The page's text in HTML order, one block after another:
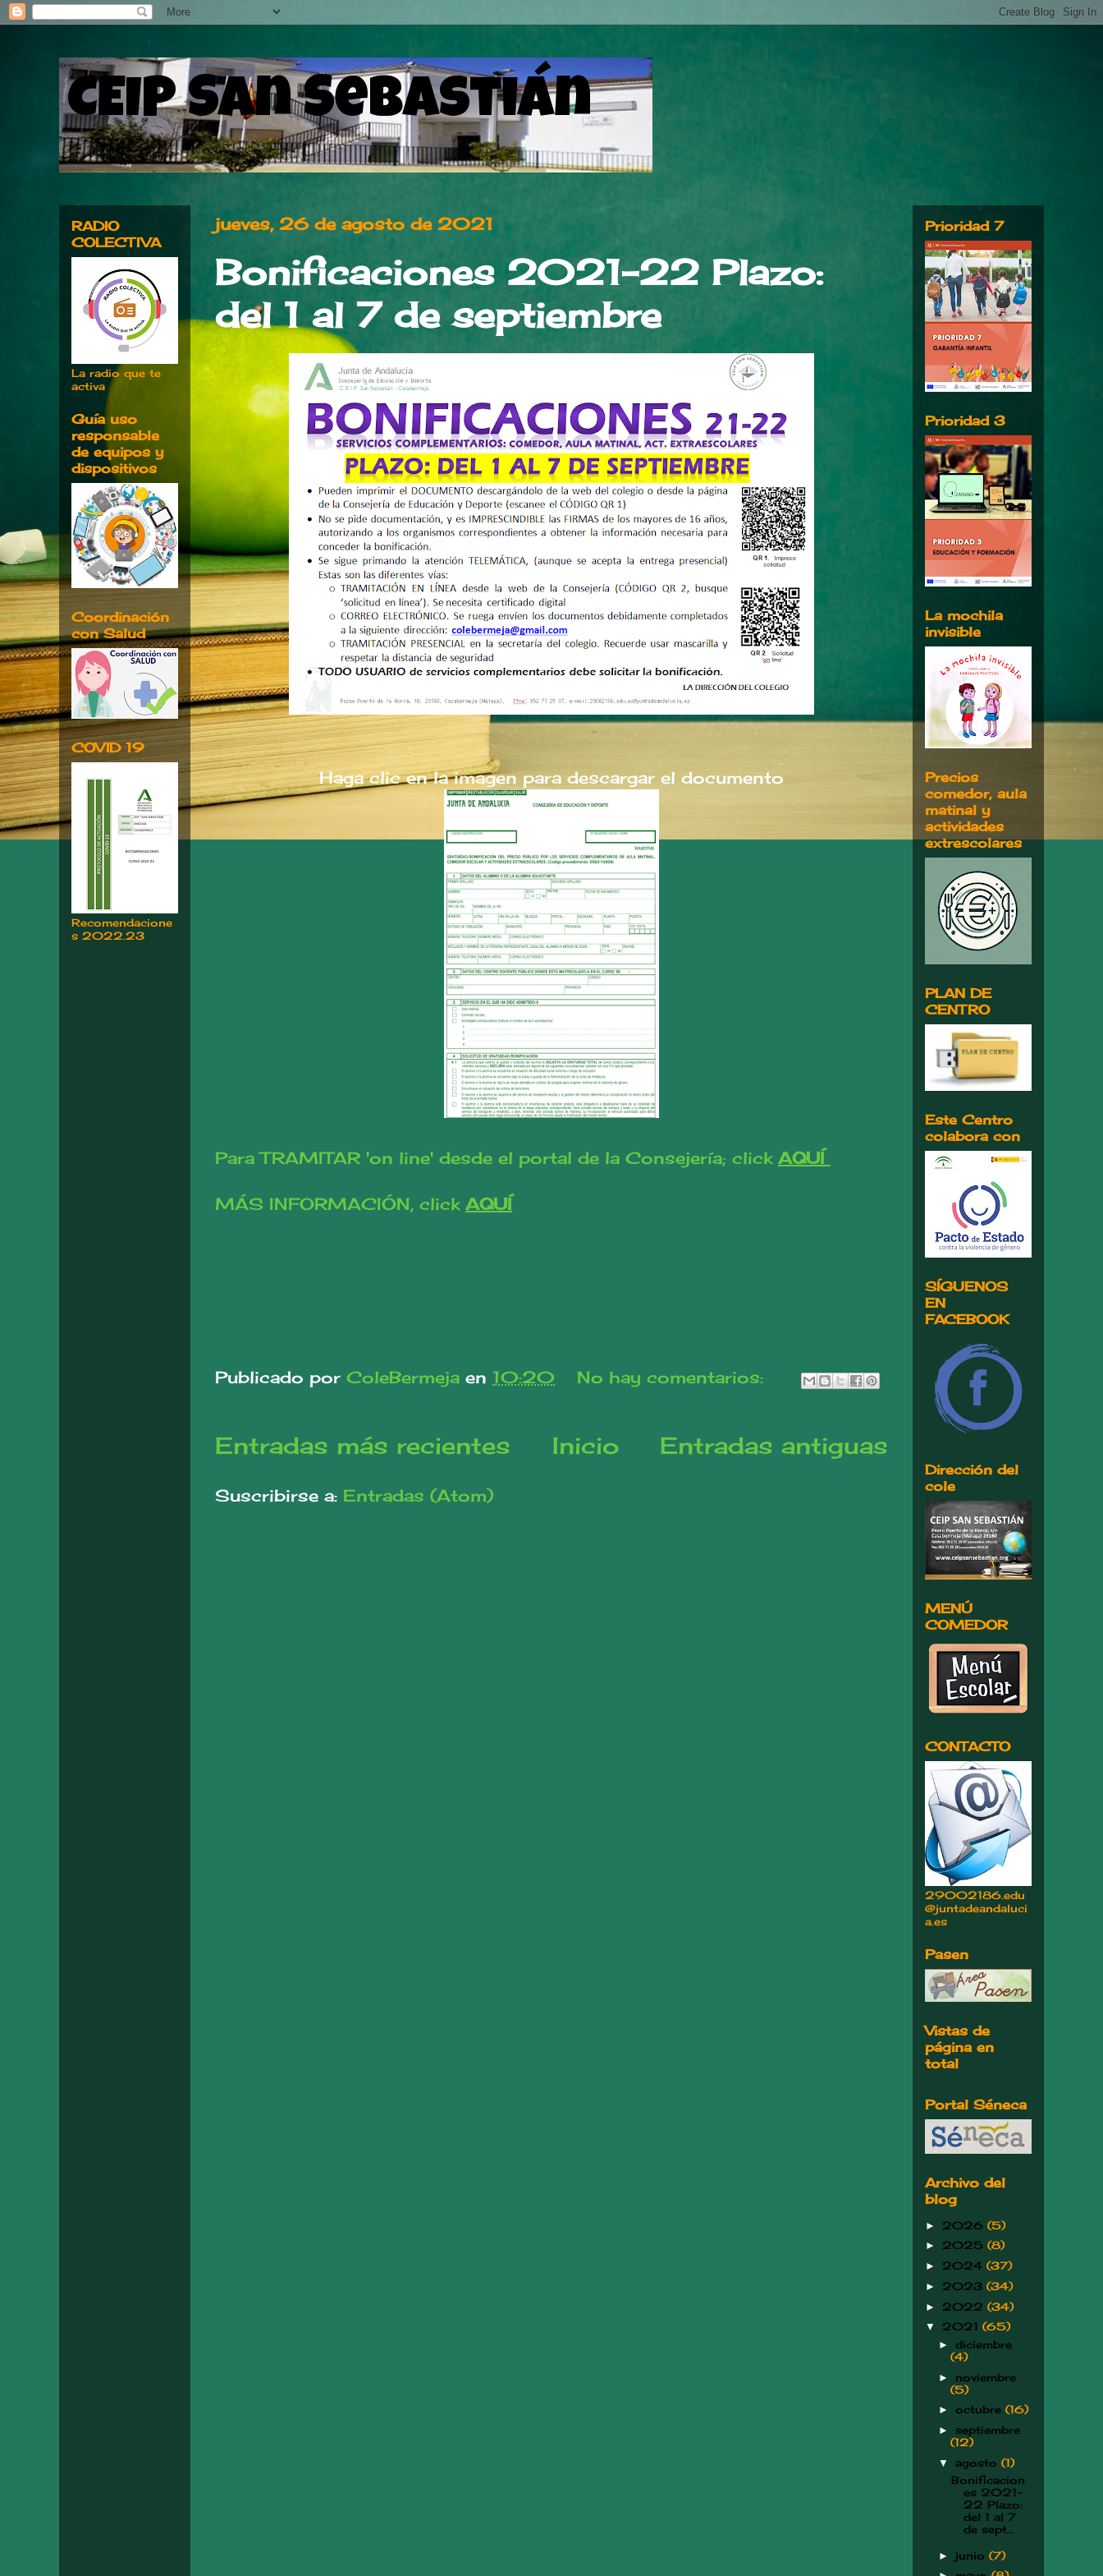
CEIP San Sebastián
jueves, 26 de agosto de 2021
Bonificaciones 2021-22 Plazo:
del 1 al 7 de septiembre
Haga clic en la imagen para descargar el documento
Para TRAMITAR 'on line' desde el portal de la Consejería; click AQUÍ
MÁS INFORMACIÓN, click AQUÍ
Publicado por ColeBermeja en 10:20 No hay comentarios:
Entradas más recientes Entradas antiguas
Inicio
Suscribirse a: Entradas (Atom)
RADIO
COLECTIVA
La radio que te
activa
Guía uso
responsable
de equipos y
dispositivos
Coordinación
con Salud
COVID 19
Recomendacione
s 2022.23
Prioridad 7
Prioridad 3
La mochila
invisible
Precios
comedor, aula
matinal y
actividades
extrescolares
PLAN DE
CENTRO
Este Centro
colabora con
SÍGUENOS
EN
FACEBOOK
Dirección del
cole
MENÚ
COMEDOR
CONTACTO
29002186.edu
@juntadeandaluci
a.es
Pasen
Vistas de
página en
total
Portal Séneca
Archivo del
blog
► 2026 (5)
► 2025 (8)
► 2024 (37)
► 2023 (34)
► 2022 (34)
▼ 2021 (65)
► diciembre
(4)
► noviembre
(5)
► octubre (16)
► septiembre
(12)
▼ agosto (1)
Bonificacion
es 2021-
22 Plazo:
del 1 al 7
de sept...
► junio (7)